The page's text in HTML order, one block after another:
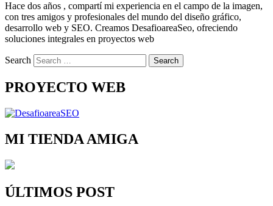
Hace dos años , compartí mi experiencia en el campo de la imagen,
con tres amigos y profesionales del mundo del diseño gráfico,
desarrollo web y SEO. Creamos DesafioareaSeo, ofreciendo
soluciones integrales en proyectos web
Search
PROYECTO WEB
MI TIENDA AMIGA
ÚLTIMOS POST